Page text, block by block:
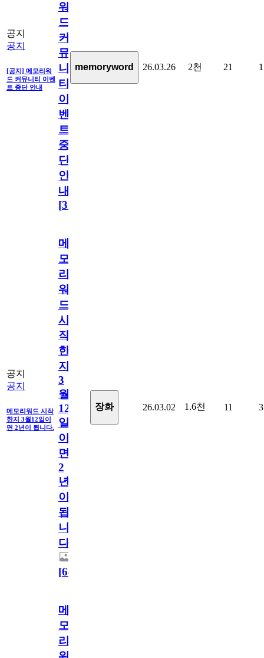
공지
공지
[공지] 메모리워
드 커뮤니티 이벤
트 중단 안내
워
드
커
뮤
니
티
이
벤
트
중
단
안
내
[31
memoryword 26.03.26 2천 21 1
공지
공지
메모리워드 시작
한지 3월12일이
면 2년이 됩니다.
메
모
리
워
드
시
작
한
지
3
월
12
일
이
면
2
년
이
됩
니
다.
[64
장화 26.03.02 1.6천 11 3
메
모
리